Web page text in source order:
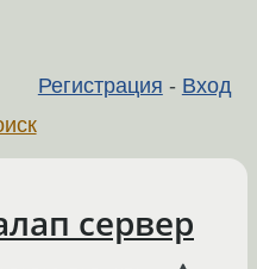
Регистрация - Вход
сервер